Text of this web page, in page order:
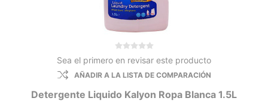
Sea el primero en revisar este producto
AÑADIR A LA LISTA DE COMPARACIÓN
Detergente Liquido Kalyon Ropa Blanca 1.5L